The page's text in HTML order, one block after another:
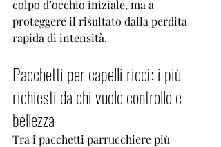
colpo d’occhio iniziale, ma a
proteggere il risultato dalla perdita
rapida di intensità.
Pacchetti per capelli ricci: i più
richiesti da chi vuole controllo e
bellezza
Tra i pacchetti parrucchiere più